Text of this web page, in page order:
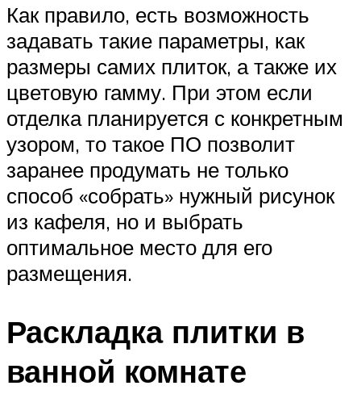
Как правило, есть возможность
задавать такие параметры, как
размеры самих плиток, а также их
цветовую гамму. При этом если
отделка планируется с конкретным
узором, то такое ПО позволит
заранее продумать не только
способ «собрать» нужный рисунок
из кафеля, но и выбрать
оптимальное место для его
размещения.
Раскладка плитки в
ванной комнате